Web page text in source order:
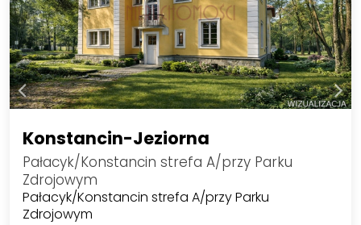
Konstancin-Jeziorna
Pałacyk/Konstancin strefa A/przy Parku
Zdrojowym
Pałacyk/Konstancin strefa A/przy Parku
Zdrojowym